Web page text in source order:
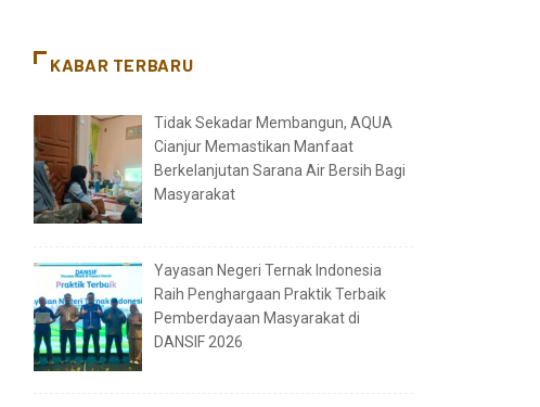
KABAR TERBARU
Tidak Sekadar Membangun, AQUA
Cianjur Memastikan Manfaat
Berkelanjutan Sarana Air Bersih Bagi
Masyarakat
Yayasan Negeri Ternak Indonesia
Raih Penghargaan Praktik Terbaik
Pemberdayaan Masyarakat di
DANSIF 2026